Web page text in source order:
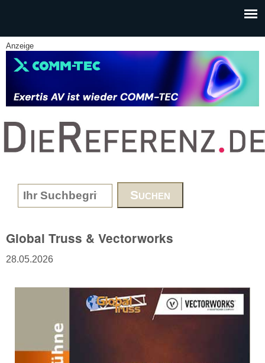
Anzeige
www.DieReferenz.de
Search form
Global Truss & Vectorworks
28.05.2026